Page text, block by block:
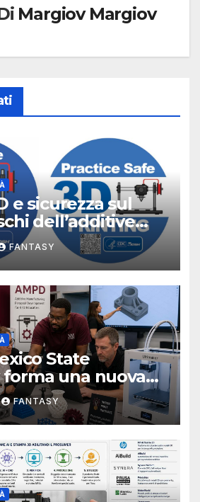
Margiov Margiov
e sicurezza sul
dell’additive
secondo
FANTASY
State
una nuova
sulla stampa
FANTASY